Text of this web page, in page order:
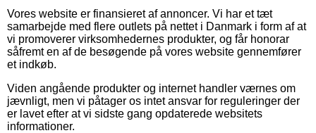
Vores website er finansieret af annoncer. Vi har et tæt
samarbejde med flere outlets på nettet i Danmark i form af at
vi promoverer virksomhedernes produkter, og får honorar
såfremt en af de besøgende på vores website gennemfører
et indkøb.
Viden angående produkter og internet handler værnes om
jævnligt, men vi påtager os intet ansvar for reguleringer der
er lavet efter at vi sidste gang opdaterede websitets
informationer.